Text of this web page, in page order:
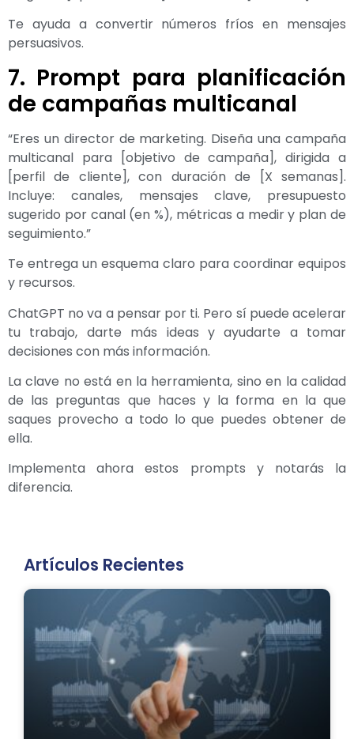
Te ayuda a convertir números fríos en mensajes
persuasivos.
7. Prompt para planificación
de campañas multicanal
“Eres un director de marketing. Diseña una campaña
multicanal para [objetivo de campaña], dirigida a
[perfil de cliente], con duración de [X semanas].
Incluye: canales, mensajes clave, presupuesto
sugerido por canal (en %), métricas a medir y plan de
seguimiento.”
Te entrega un esquema claro para coordinar equipos
y recursos.
ChatGPT no va a pensar por ti. Pero sí puede acelerar
tu trabajo, darte más ideas y ayudarte a tomar
decisiones con más información.
La clave no está en la herramienta, sino en la calidad
de las preguntas que haces y la forma en la que
saques provecho a todo lo que puedes obtener de
ella.
Implementa ahora estos prompts y notarás la
diferencia.
Artículos Recientes